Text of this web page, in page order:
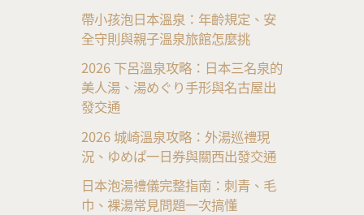
帶小孩泡日本溫泉：年齡規定、安
全守則與親子溫泉旅館怎麼挑
2026 下呂溫泉攻略：日本三名泉的
美人湯、湯めぐり手形與名古屋出
發交通
2026 城崎溫泉攻略：外湯巡禮現
況、ゆめぱ一日券與關西出發交通
日本泡湯禮儀完整指南：刺青、毛
巾、裸湯常見問題一次搞懂